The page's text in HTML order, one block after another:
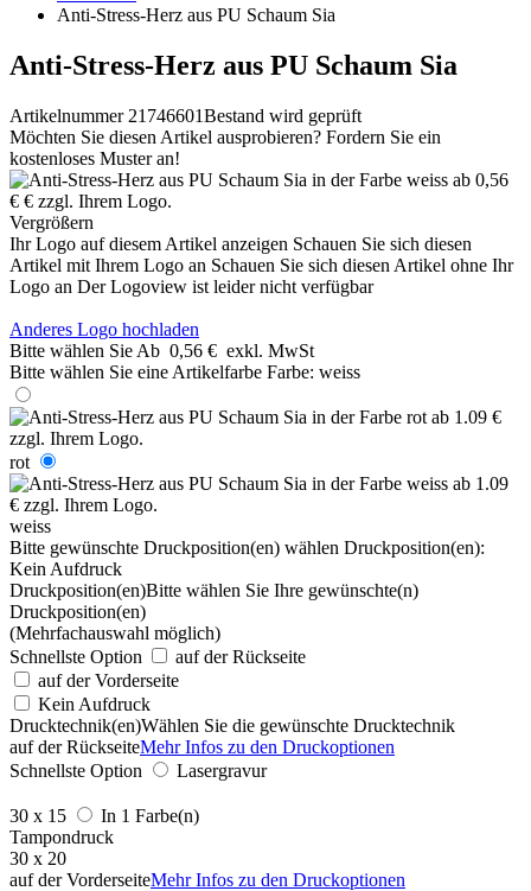
Anti-Stress-Herz aus PU Schaum Sia
Anti-Stress-Herz aus PU Schaum Sia
Artikelnummer 21746601Bestand wird geprüft
Möchten Sie diesen Artikel ausprobieren? Fordern Sie ein
kostenloses Muster an!
Vergrößern
Ihr Logo auf diesem Artikel anzeigen Schauen Sie sich diesen
Artikel mit Ihrem Logo an Schauen Sie sich diesen Artikel ohne Ihr
Logo an Der Logoview ist leider nicht verfügbar
Anderes Logo hochladen
Bitte wählen Sie Ab 0,56 € exkl. MwSt
Bitte wählen Sie eine Artikelfarbe Farbe: weiss
rot
weiss
Bitte gewünschte Druckposition(en) wählen Druckposition(en):
Kein Aufdruck
Druckposition(en)Bitte wählen Sie Ihre gewünschte(n)
Druckposition(en)
(Mehrfachauswahl möglich)
Schnellste Option
auf der Rückseite
auf der Vorderseite
Kein Aufdruck
Drucktechnik(en)Wählen Sie die gewünschte Drucktechnik
auf der RückseiteMehr Infos zu den Druckoptionen
Schnellste Option
Lasergravur
30 x 15
In 1 Farbe(n)
Tampondruck
30 x 20
auf der VorderseiteMehr Infos zu den Druckoptionen